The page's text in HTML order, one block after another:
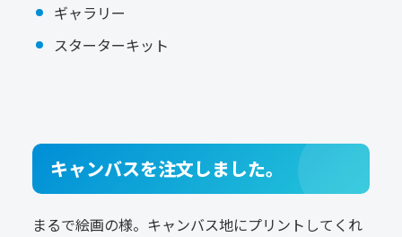
ギャラリー
スターターキット
キャンバスを注文しました。
まるで絵画の様。キャンバス地にプリントしてくれ